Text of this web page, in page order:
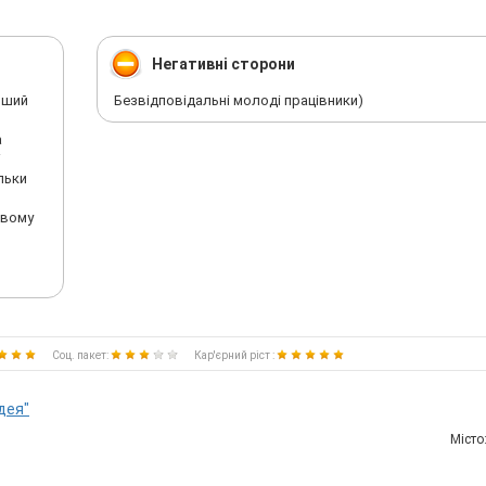
Негативні сторони
Безвідповідальні молоді працівники)
Соц. пакет: Кар'єрний ріст :